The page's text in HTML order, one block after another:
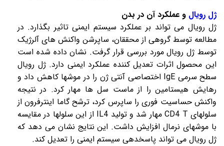
ژل رویال و عملکرد آن در بدن
ژل رویال می تواند بر عملکرد سیستم ایمنی تاثیر بگذارد. در
مطالعه توسط گروهی از محققان، ساپرشن واکنش های آلرژیک
توسط ژل رویال مورد بررسی قرار گرفت. نشان داده شده است
این محصول اثرات تعدیل کننده عملکرد ایمنی دارد.ژل رویال
سطح سرمی IgE اختصاصی آنتی ژن را در موشها کاهش داد و
رهایش هیستامین را از ماست سل ها مهار کرد. در نتیجه
واکنش حساسیت فوری را ساپرس کرد، ترشح گاما اینترفرون از
سلولهای CD4 T مهار شد و تولید IL4 از این سلولها در مقایسه
با موشهای نرمال افزایش داشت. این نتایج نشان می دهد که
ژل رویال می تواند پاسخدهی سیستم ایمنی را تعدیل کند.